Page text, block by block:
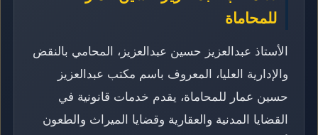
للمحاماة
الأستاذ عبدالعزيز حسين عبدالعزيز، المحامي بالنقض
والإدارية العليا، المعروف باسم مكتب عبدالعزيز
حسين عمار للمحاماة، يقدم خدمات قانونية في
القضايا المدنية والعقارية وقضايا الميراث والطعون